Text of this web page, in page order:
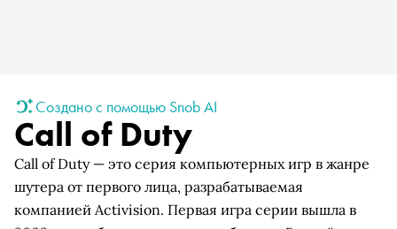
Создано с помощью Snob AI
Call of Duty
Call of Duty — это серия компьютерных игр в жанре
шутера от первого лица, разрабатываемая
компанией Activision. Первая игра серии вышла в